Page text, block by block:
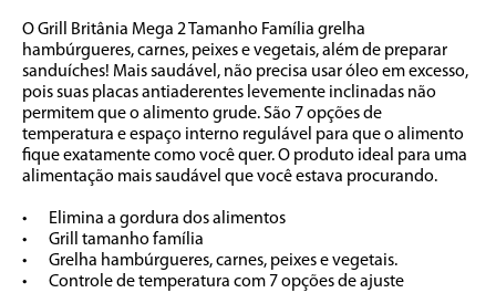
O Grill Britânia Mega 2 Tamanho Família grelha
hambúrgueres, carnes, peixes e vegetais, além de preparar
sanduíches! Mais saudável, não precisa usar óleo em excesso,
pois suas placas antiaderentes levemente inclinadas não
permitem que o alimento grude. São 7 opções de
temperatura e espaço interno regulável para que o alimento
fique exatamente como você quer. O produto ideal para uma
alimentação mais saudável que você estava procurando.
•	Elimina a gordura dos alimentos
•	Grill tamanho família
•	Grelha hambúrgueres, carnes, peixes e vegetais.
•	Controle de temperatura com 7 opções de ajuste